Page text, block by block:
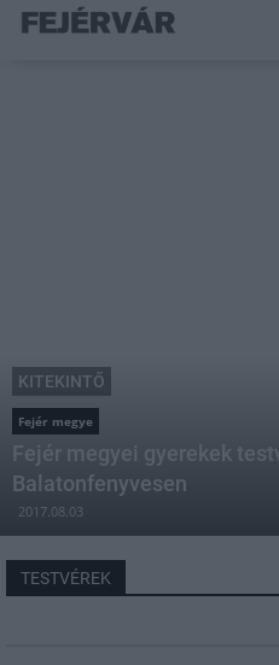
KITEKINTŐ
Fejér megye
Fejér megyei gyerekek
Balatonfenyvesen
2017.08.03
TESTVÉREK